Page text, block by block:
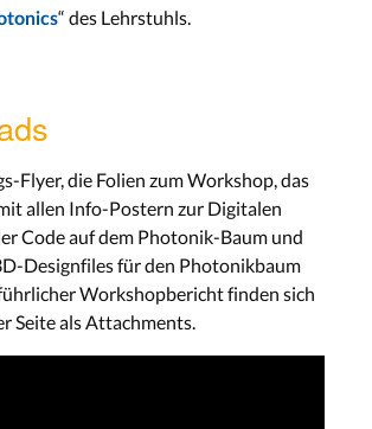
“ des Lehrstuhls.
Flyer, die Folien zum Workshop, das
allen Info-Postern zur Digitalen
Code auf dem Photonik-Baum und
Designfiles für den Photonikbaum
Workshopbericht finden sich
Seite als Attachments.